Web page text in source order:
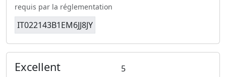
requis par la réglementation
IT022143B1EM6JJ8JY
Excellent 5